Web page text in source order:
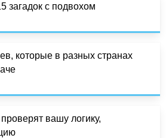
загадок с подвохом
которые в разных странах
вашу логику,